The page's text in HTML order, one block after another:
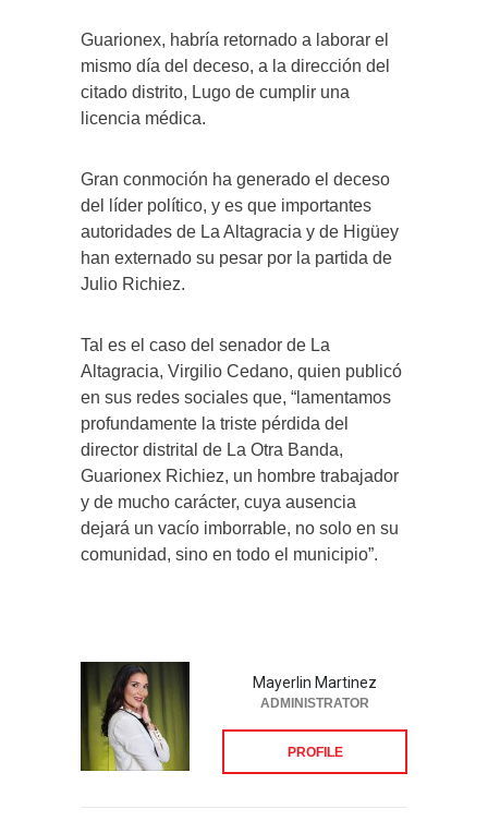
Guarionex, habría retornado a laborar el
mismo día del deceso, a la dirección del
citado distrito, Lugo de cumplir una
licencia médica.
Gran conmoción ha generado el deceso
del líder político, y es que importantes
autoridades de La Altagracia y de Higüey
han externado su pesar por la partida de
Julio Richiez.
Tal es el caso del senador de La
Altagracia, Virgilio Cedano, quien publicó
en sus redes sociales que, “lamentamos
profundamente la triste pérdida del
director distrital de La Otra Banda,
Guarionex Richiez, un hombre trabajador
y de mucho carácter, cuya ausencia
dejará un vacío imborrable, no solo en su
comunidad, sino en todo el municipio”.
Mayerlin Martinez
ADMINISTRATOR
PROFILE